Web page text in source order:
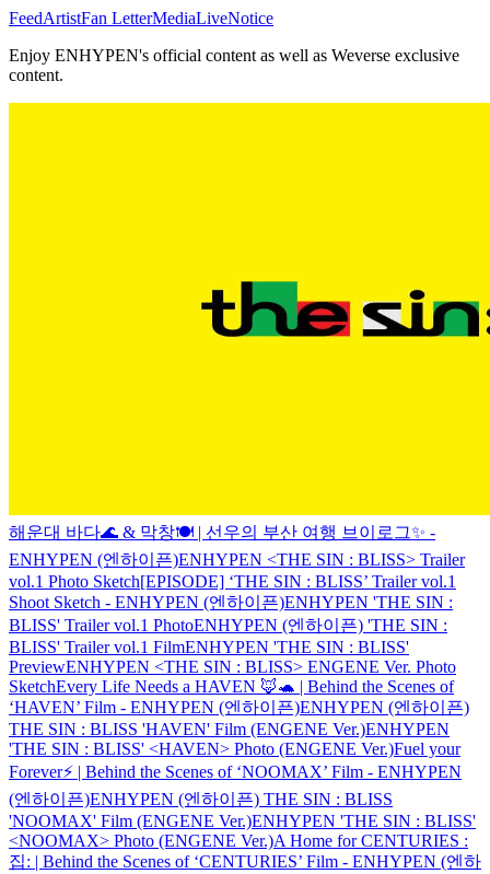
FeedArtistFan LetterMediaLiveNotice
Enjoy ENHYPEN's official content as well as Weverse exclusive
content.
해운대 바다🌊 & 막창🍽️ | 선우의 부산 여행 브이로그✨ -
ENHYPEN (엔하이픈)ENHYPEN <THE SIN : BLISS> Trailer
vol.1 Photo Sketch[EPISODE] ‘THE SIN : BLISS’ Trailer vol.1
Shoot Sketch - ENHYPEN (엔하이픈)ENHYPEN 'THE SIN :
BLISS' Trailer vol.1 PhotoENHYPEN (엔하이픈) 'THE SIN :
BLISS' Trailer vol.1 FilmENHYPEN 'THE SIN : BLISS'
PreviewENHYPEN <THE SIN : BLISS> ENGENE Ver. Photo
SketchEvery Life Needs a HAVEN 🦊🐢 | Behind the Scenes of
‘HAVEN’ Film - ENHYPEN (엔하이픈)ENHYPEN (엔하이픈)
THE SIN : BLISS 'HAVEN' Film (ENGENE Ver.)ENHYPEN
'THE SIN : BLISS' <HAVEN> Photo (ENGENE Ver.)Fuel your
Forever⚡️ | Behind the Scenes of ‘NOOMAX’ Film - ENHYPEN
(엔하이픈)ENHYPEN (엔하이픈) THE SIN : BLISS
'NOOMAX' Film (ENGENE Ver.)ENHYPEN 'THE SIN : BLISS'
<NOOMAX> Photo (ENGENE Ver.)A Home for CENTURIES :
집: | Behind the Scenes of ‘CENTURIES’ Film - ENHYPEN (엔하